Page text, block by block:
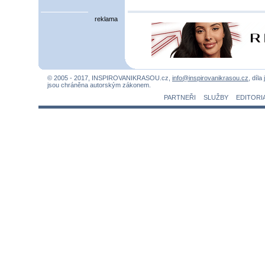
reklama
© 2005 - 2017, INSPIROVANIKRASOU.cz, info@inspirovanikrasou.cz ,
jsou chráněna autorským zákonem.
PARTNEŘI
SLUŽBY